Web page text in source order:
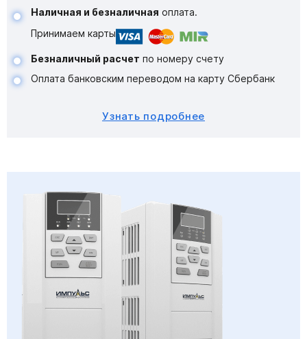
Наличная и безналичная оплата.
Принимаем карты
Безналичный расчет по номеру счету
Оплата банковским переводом на карту Сбербанк
Узнать подробнее